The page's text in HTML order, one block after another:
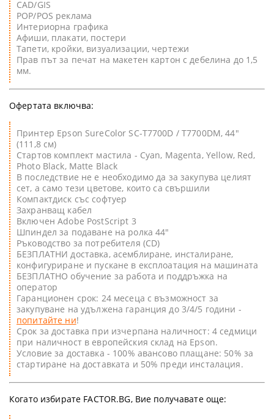
CAD/GIS
POP/POS реклама
Интериорна графика
Афиши, плакати, постери
Тапети, кройки, визуализации, чертежи
Прав път за печат на макетен картон с дебелина до 1,5
мм.
Офертата включва:
Принтер Epson SureColor SC-Т7700D / Т7700DM, 44"
(111,8 см)
Стартов комплект мастила - Cyan, Magenta, Yellow, Red,
Photo Black, Matte Black
В последствие не е необходимо да за закупува целият
сет, а само тези цветове, които са свършили
Компактдиск със софтуер
Захранващ кабел
Включен Adobe PostScript 3
Шпиндел за подаване на ролка 44"
Ръководство за потребителя (CD)
БЕЗПЛАТНИ доставка, асемблиране, инсталиране,
конфигуриране и пускане в експлоатация на машината
БЕЗПЛАТНО обучение за работа и поддръжка на
оператор
Гаранционен срок: 24 месеца с възможност за
закупуване на удължена гаранция до 3/4/5 години -
попитайте ни!
Срок за доставка при изчерпана наличност: 4 седмици
при наличност в европейския склад на Epson.
Условие за доставка - 100% авансово плащане: 50% за
стартиране на доставката и 50% преди инсталация.
Когато избирате FACTOR.BG, Вие получавате още: